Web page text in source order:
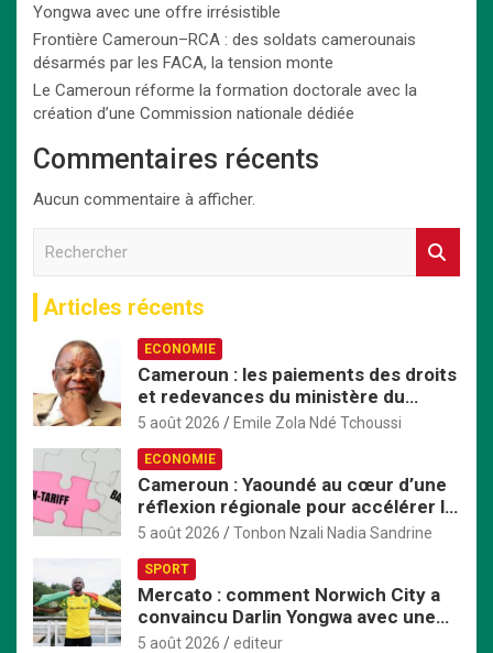
Yongwa avec une offre irrésistible
Frontière Cameroun–RCA : des soldats camerounais
désarmés par les FACA, la tension monte
Le Cameroun réforme la formation doctorale avec la
création d’une Commission nationale dédiée
Commentaires récents
Aucun commentaire à afficher.
h
e
r
Articles récents
ECONOMIE
Cameroun : les paiements des droits
et redevances du ministère du
Commerce passent exclusivement
5 août 2026 Emile Zola Ndé Tchoussi
ECONOMIE
Cameroun : Yaoundé au cœur d’une
réflexion régionale pour accélérer la
mise en œuvre de la ZLECAf en
5 août 2026 Tonbon Nzali Nadia Sandrine
SPORT
Mercato : comment Norwich City a
convaincu Darlin Yongwa avec une
offre irrésistible
5 août 2026 editeur